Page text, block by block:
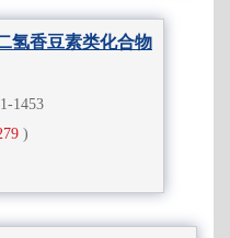
氢香豆素类化合物
1453
)